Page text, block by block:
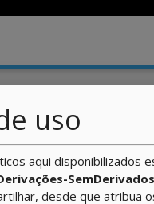
uso
aqui disponibilizados
SemDerivados
desde que atribua
de